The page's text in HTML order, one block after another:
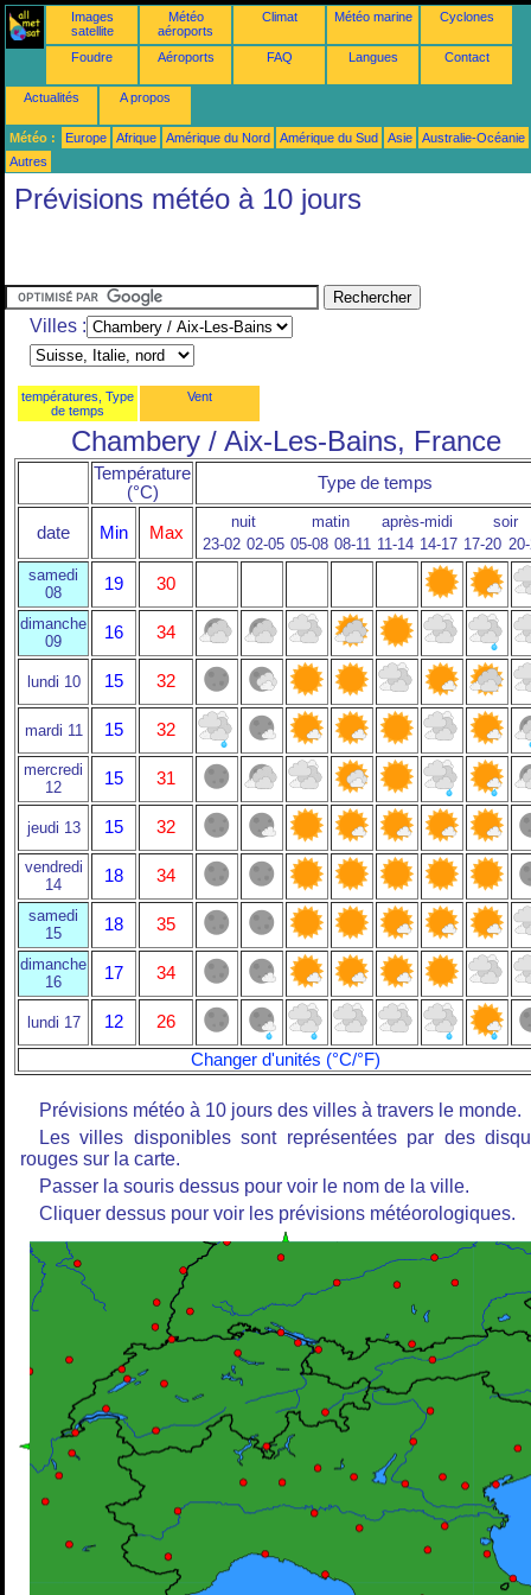
Images
satellite
Météo
aéroports
Climat Météo marine Cyclones
Foudre Aéroports FAQ Langues Contact
Actualités A propos
Météo : Europe Afrique Amérique du Nord Amérique du Sud Asie
Australie-Océanie
Autres
Prévisions météo à 10 jours
Villes :
températures, Type
de temps
Vent
Chambery / Aix-Les-Bains, France
Température
(°C)
Type de temps
date Min Max
nuit matin après-midi
soir
23-02 02-05 05-08 08-11 11-14 14-17 17-20
samedi
08
19 30
dimanche
09
16 34
lundi 10 15 32
mardi 11 15 32
mercredi
12
15 31
jeudi 13 15 32
vendredi
14
18 34
samedi
15
18 35
dimanche
16
17 34
lundi 17 12
26
Changer d'unités (°C/°F)
Prévisions météo à 10 jours des villes à travers le monde.
Les villes disponibles sont représentées par des
rouges sur la carte.
Passer la souris dessus pour voir le nom de la ville.
Cliquer dessus pour voir les prévisions météorologiques.